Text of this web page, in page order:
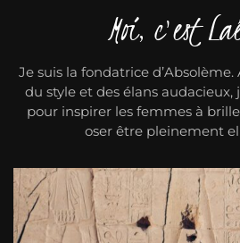
Moi, c'est
Je suis la fondatrice
du style et des élans audacieux,
pour inspirer les femmes à
oser être pleinement